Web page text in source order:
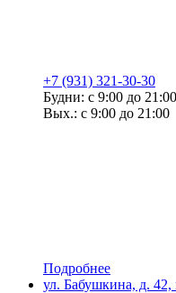
+7 (931) 321-30-30
Будни: с 9:00 до 21:00
Вых.: с 9:00 до 21:00
Подробнее
ул. Бабушкина, д. 42,